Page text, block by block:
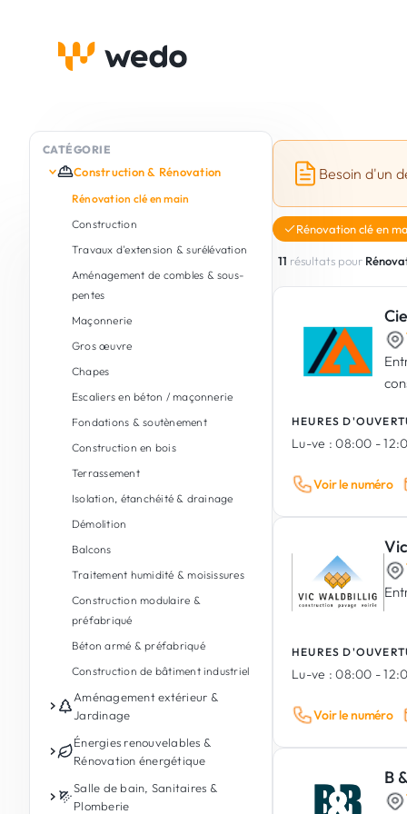
CATÉGORIE
Construction & Rénovation
Rénovation clé en main
Construction
Travaux d'extension & surélévation
Aménagement de combles & sous-
pentes
Maçonnerie
Gros œuvre
Chapes
Escaliers en béton / maçonnerie
Fondations & soutènement
Construction en bois
Terrassement
Isolation, étanchéité & drainage
Démolition
Balcons
Traitement humidité & moisissures
Construction modulaire &
préfabriqué
Béton armé & préfabriqué
Construction de bâtiment industriel
Aménagement extérieur &
Jardinage
Entretien de jardin
Conception de jardin & paysages
Aménagement extérieur
Énergies renouvelables &
Rénovation énergétique
Photovoltaïque
Salle de bain, Sanitaires &
Plomberie
Besoin d'un
Rénovation clé en
11 résultats pour
HEURES
Lu-ve : 08:00 -
Voir le numéro
HEURES
Lu-ve : 08:00 -
Voir le numéro
B